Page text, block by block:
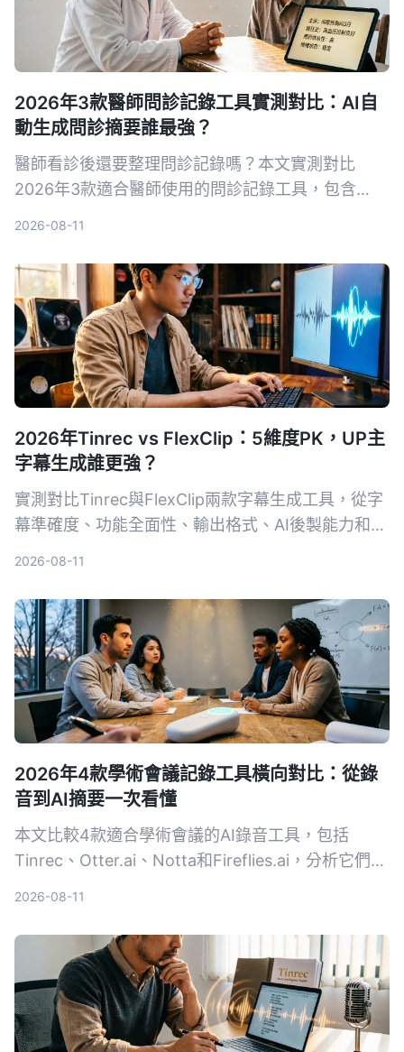
2026年3款醫師問診記錄工具實測對比：AI自
動生成問診摘要誰最強？
醫師看診後還要整理問診記錄嗎？本文實測對比
2026年3款適合醫師使用的問診記錄工具，包含
合適的問診記錄幫手。
2026-08-11
2026年Tinrec vs FlexClip：5維度PK，UP主
字幕生成誰更強？
實測對比Tinrec與FlexClip兩款字幕生成工具，從字
幕準確度、功能全面性、輸出格式、AI後製能力和跨
2026-08-11
2026年4款學術會議記錄工具橫向對比：從錄
音到AI摘要一次看懂
本文比較4款適合學術會議的AI錄音工具，包括
Tinrec、Otter.ai、Notta和Fireflies.ai，分析它們在
2026-08-11